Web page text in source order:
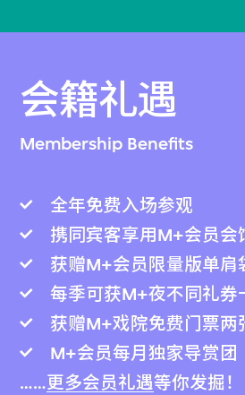
会籍礼遇
Membership Benefits
全年免费入场参观
携同宾客享用M+会员会
获赠M+会员限量版单肩
每季可获M+夜不同礼券
获赠M+戏院免费门票两
M+会员每月独家导赏团
……更多会员礼遇等你发掘！